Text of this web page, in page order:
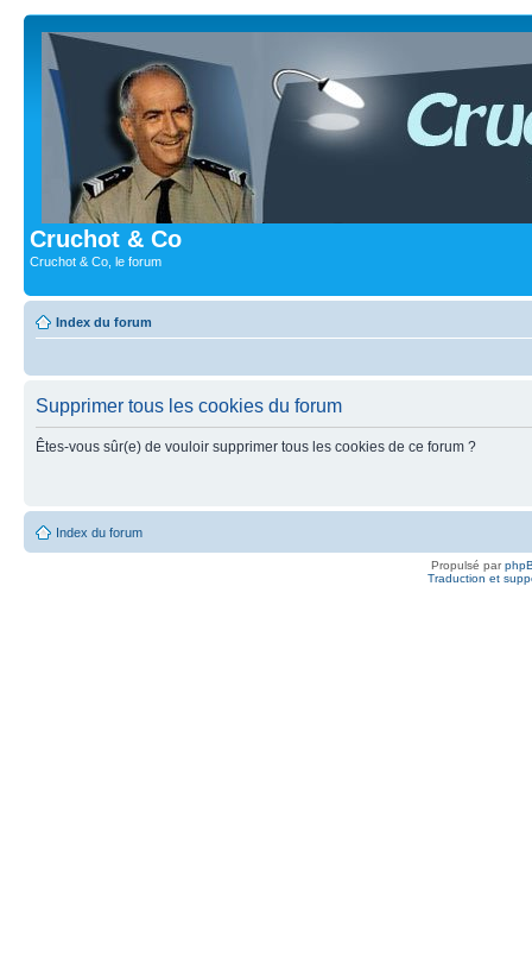
Cruchot & Co
Cruchot & Co, le forum
Index du forum
Supprimer tous les cookies du forum
Êtes-vous sûr(e) de vouloir supprimer tous les cookies de ce forum ?
Index du forum
Propulsé par
Traduction et